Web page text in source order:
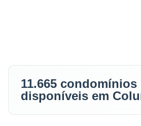
11.665 condomínios
disponíveis em